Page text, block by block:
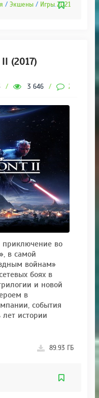
/ Экшены / Игры 2021
(2017)
/ 3 646 / 2
приключение во
в самой
войнам»
боях в
и новой
в
события
лет истории
89.93 ГБ